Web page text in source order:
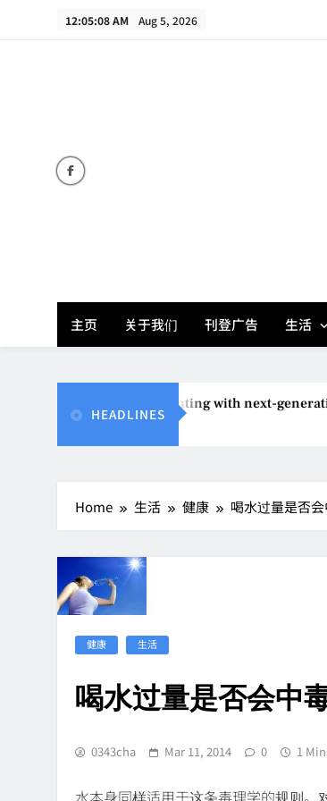
12:05:08 AM Aug 5, 2026
主页 关于我们 刊登广告 生活
HEADLINES
affordable printing with next-generation
Home 生活 健康 喝水过量是否
健康 生活
喝水过量是否会中
0343cha Mar 11, 2014 0 1